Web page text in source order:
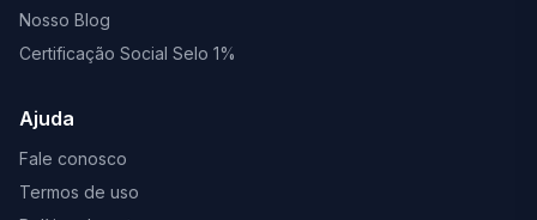
Nosso Blog
Certificação Social Selo 1%
Ajuda
Fale conosco
Termos de uso